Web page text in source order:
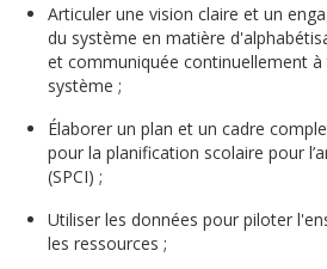
Articuler une vision claire et un
du système en matière
et communiquée continuellement
système ;
Élaborer un plan et un cadre
pour la planification scolaire pour
(SPCI) ;
Utiliser les données pour piloter
les ressources ;